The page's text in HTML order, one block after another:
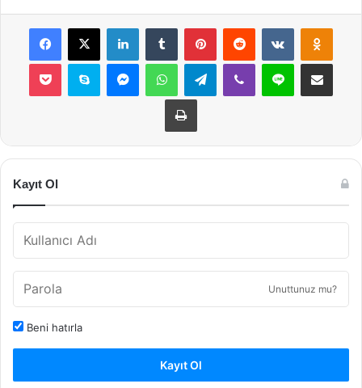
Facebook
X LinkedInTumblr PinterestReddit VKontakte
Pocket Skype MessengerWhatsAppTelegramViber Line E-Posta ile
Yazdır
Kayıt Ol
Unuttunuz mu?
Beni hatırla
Kayıt Ol